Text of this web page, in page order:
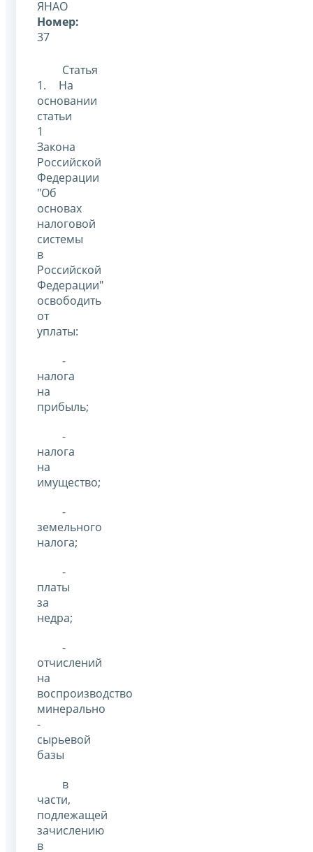
ЯНАО
Номер:
37
Статья
1. На
основании
статьи
1
Закона
Российской
Федерации
"Об
основах
налоговой
системы
в
Российской
Федерации"
освободить
от
уплаты:
-
налога
на
прибыль;
-
налога
на
имущество;
-
земельного
налога;
-
платы
за
недра;
-
отчислений
на
воспроизводство
минерально
-
сырьевой
базы
в
части,
подлежащей
зачислению
в